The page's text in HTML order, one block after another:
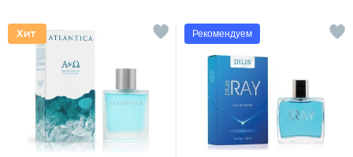
Рекомендуем